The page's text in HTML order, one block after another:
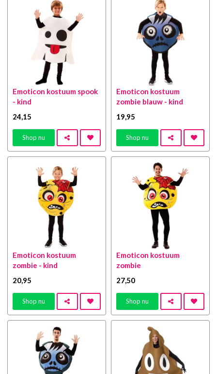
Emoticon kostuum spook
- kind
24 ,15
Shop nu
Emoticon kostuum
zombie blauw - kind
19 ,95
Shop nu
Emoticon kostuum
zombie - kind
20 ,95
Shop nu
Emoticon kostuum
zombie
27 ,50
Shop nu